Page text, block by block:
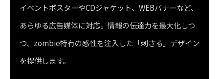
イベントポスターやCDジャケット、WEBバナーなど、
あらゆる広告媒体に対応。情報の伝達力を最大化しつ
つ、zombie特有の感性を注入した「刺さる」デザイン
を提供します。